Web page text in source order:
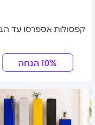
קפסולות אספרסו עד
10% הנחה